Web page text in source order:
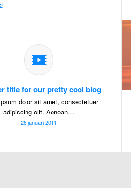
title for our pretty cool blog
dolor sit amet, consectetuer
adipiscing elit. Aenean…
28 januari 2011